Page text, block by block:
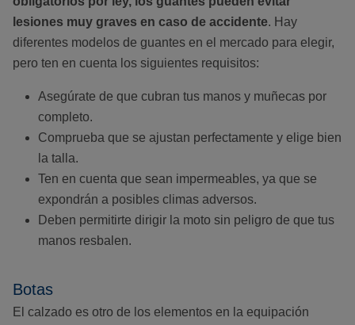
lesiones muy graves en caso de accidente. Hay
diferentes modelos de guantes en el mercado para elegir,
pero ten en cuenta los siguientes requisitos:
Asegúrate de que cubran tus manos y muñecas por
completo.
Comprueba que se ajustan perfectamente y elige bien
la talla.
Ten en cuenta que sean impermeables, ya que se
expondrán a posibles climas adversos.
Deben permitirte dirigir la moto sin peligro de que tus
manos resbalen.
Botas
El calzado es otro de los elementos en la equipación